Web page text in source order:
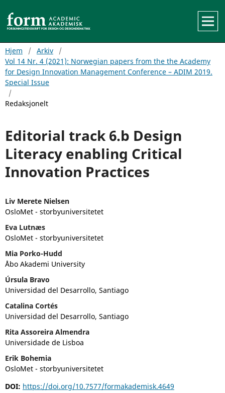
Hjem / Arkiv
/
Vol 14 Nr. 4 (2021): Norwegian papers from the the Academy
for Design Innovation Management Conference – ADIM 2019.
Special Issue
/
Redaksjonelt
Editorial track 6.b Design
Literacy enabling Critical
Innovation Practices
Liv Merete Nielsen
OsloMet - storbyuniversitetet
Eva Lutnæs
OsloMet - storbyuniversitetet
Mia Porko-Hudd
Åbo Akademi University
Úrsula Bravo
Universidad del Desarrollo, Santiago
Catalina Cortés
Universidad del Desarrollo, Santiago
Rita Assoreira Almendra
Universidade de Lisboa
Erik Bohemia
OsloMet - storbyuniversitetet
DOI: https://doi.org/10.7577/formakademisk.4649